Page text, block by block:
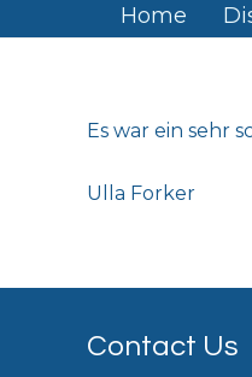
Home
Es war ein sehr
Ulla Forker
Contact Us